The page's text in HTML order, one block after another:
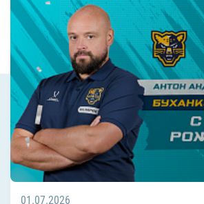
01.07.2026